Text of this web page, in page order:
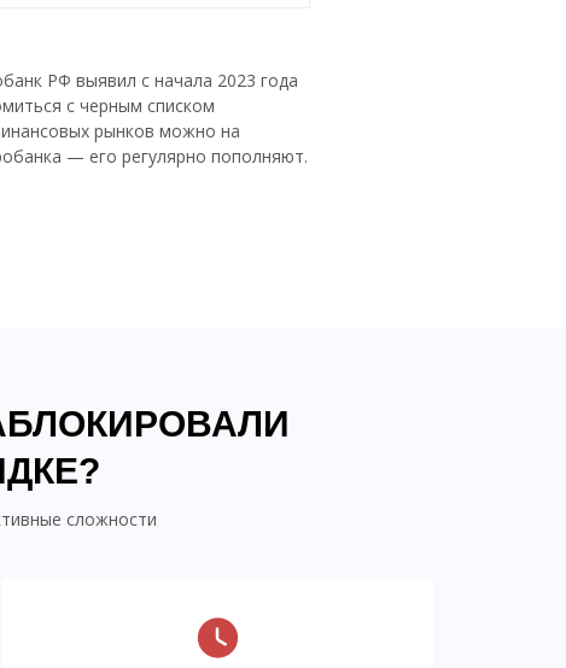
РФ выявил с начала 2023 года
с черным списком
рынков можно на
— его регулярно пополняют.
сложности